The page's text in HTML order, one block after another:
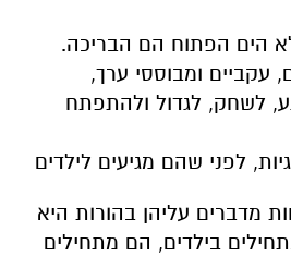
הים הפתוח הם הבריכה.
עקביים ומבוססי ערך,
לשחק, לגדול ולהתפתח
לפני שהם מגיעים לילדים
מדברים עליהן בהורות היא
בילדים, הם מתחילים